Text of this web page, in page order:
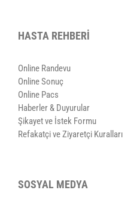
HASTA REHBERİ
Online Randevu
Online Sonuç
Online Pacs
Haberler & Duyurular
Şikayet ve İstek Formu
Refakatçi ve Ziyaretçi Kuralları
SOSYAL MEDYA